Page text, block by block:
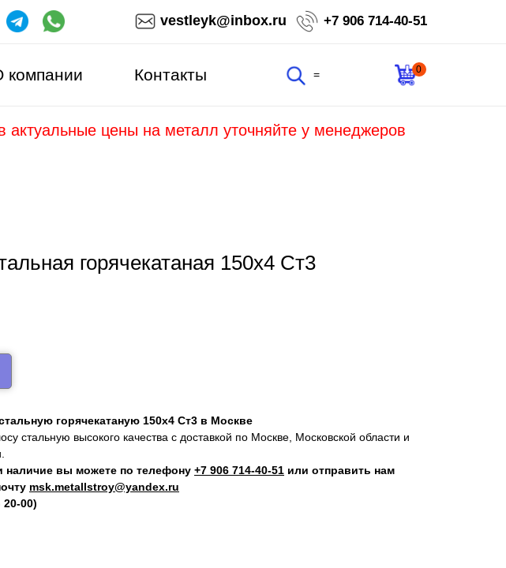
+7 906 714-40-51
vestleyk@inbox.ru
= 0
Контакты
компании
актуальные цены на металл уточняйте у менеджеров
горячекатаная 150х4 Ст3
горячекатаную 150х4 Ст3 в Москве
стальную высокого качества с доставкой по Москве, Московской области и
наличие вы можете по телефону +7 906 714‑40-51 или отправить нам
msk.metallstroy@yandex.ru
00)